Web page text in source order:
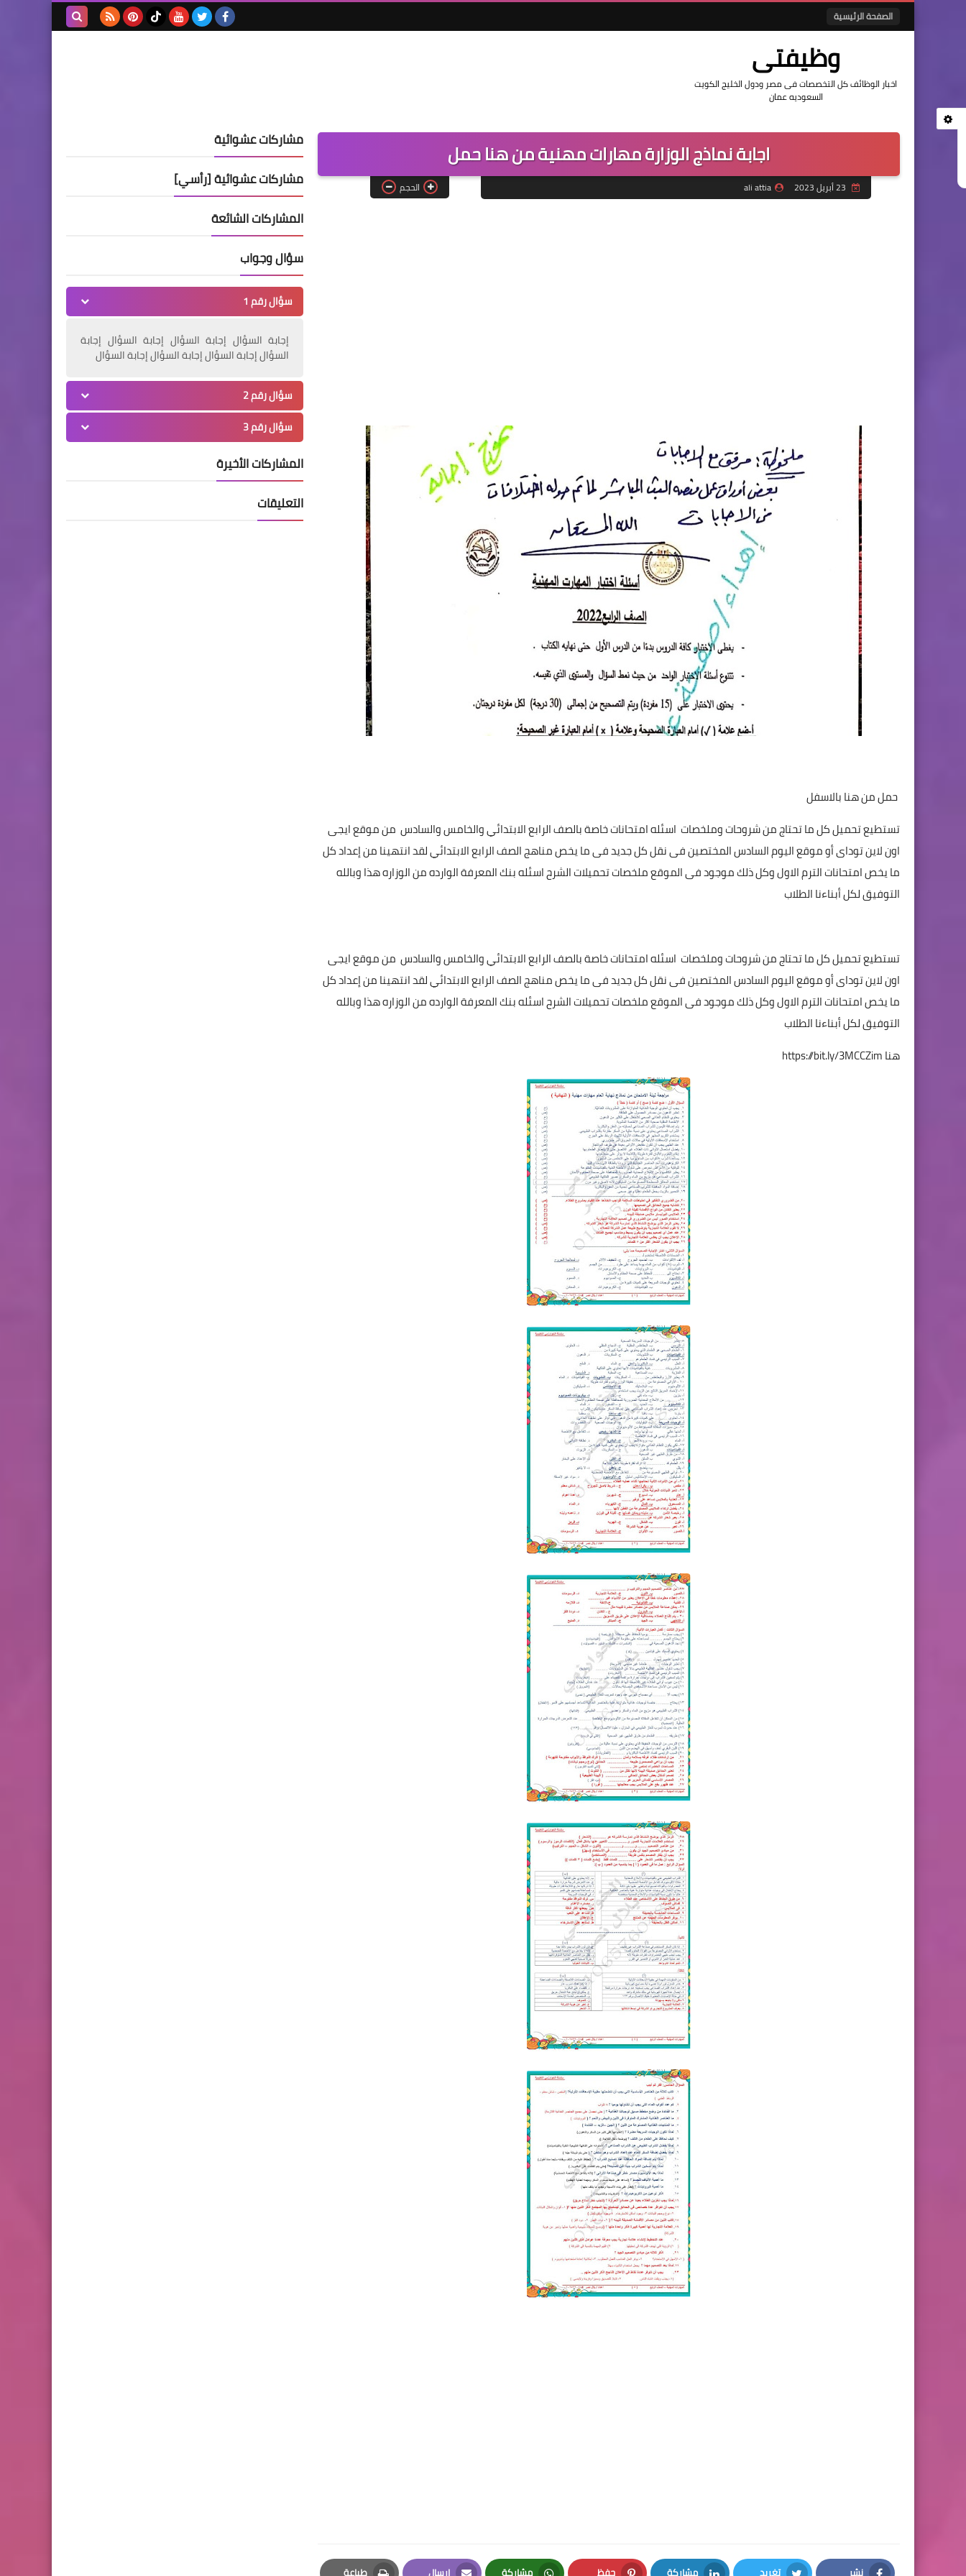
الصفحة الرئيسية
وظيفتى
اخبار الوظائف كل التخصصات فى مصر ودول الخليج الكويت
السعوديه عمان
اجابة نماذج الوزارة مهارات مهنية من هنا حمل
ali attia الحجم
حمل من هنا بالاسفل
تستطيع تحميل كل ما تحتاج من شروحات وملخصات اسئله امتحانات خاصة بالصف الرابع الابتدائي والخامس والسادس من موقع ايجى
اون لاين توداى أو موقع اليوم السادس المختصين فى نقل كل جديد فى ما يخص مناهج الصف الرابع الابتدائي لقد انتهينا من إعداد كل
ما يخص امتحانات الترم الاول وكل ذلك موجود فى الموقع ملخصات تحميلات الشرح اسئله بنك المعرفة الوارده من الوزاره هذا وبالله
التوفيق لكل أبناءنا الطلاب
تستطيع تحميل كل ما تحتاج من شروحات وملخصات اسئله امتحانات خاصة بالصف الرابع الابتدائي والخامس والسادس من موقع ايجى
اون لاين توداى أو موقع اليوم السادس المختصين فى نقل كل جديد فى ما يخص مناهج الصف الرابع الابتدائي لقد انتهينا من إعداد كل
ما يخص امتحانات الترم الاول وكل ذلك موجود فى الموقع ملخصات تحميلات الشرح اسئله بنك المعرفة الوارده من الوزاره هذا وبالله
التوفيق لكل أبناءنا الطلاب
هناhttps://bit.ly/3MCCZim
نشر تغريد مشاركة حفظ مشاركة إرسال طباعة
مشاركات عشوائية
مشاركات عشوائية [رأسي]
المشاركات الشائعة
سؤال وجواب
سؤال رقم 1
إجابة السؤال إجابة السؤال إجابة السؤال إجابة
السؤال إجابة السؤال إجابة السؤال إجابة السؤال
سؤال رقم 2
سؤال رقم 3
المشاركات الأخيرة
التعليقات